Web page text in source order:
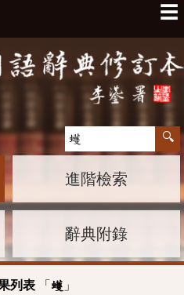
☰
進階檢索
辭典附錄
列表 「 蠖 」